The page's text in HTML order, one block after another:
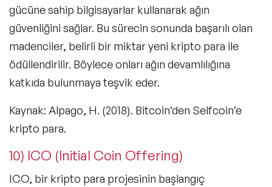
gücüne sahip bilgisayarlar kullanarak ağın
güvenliğini sağlar. Bu sürecin sonunda başarılı olan
madenciler, belirli bir miktar yeni kripto para ile
ödüllendirilir. Böylece onları ağın devamlılığına
katkıda bulunmaya teşvik eder.
Kaynak: Alpago, H. (2018). Bitcoin’den Selfcoin’e
kripto para.
10) ICO (Initial Coin Offering)
ICO, bir kripto para projesinin başlangıç